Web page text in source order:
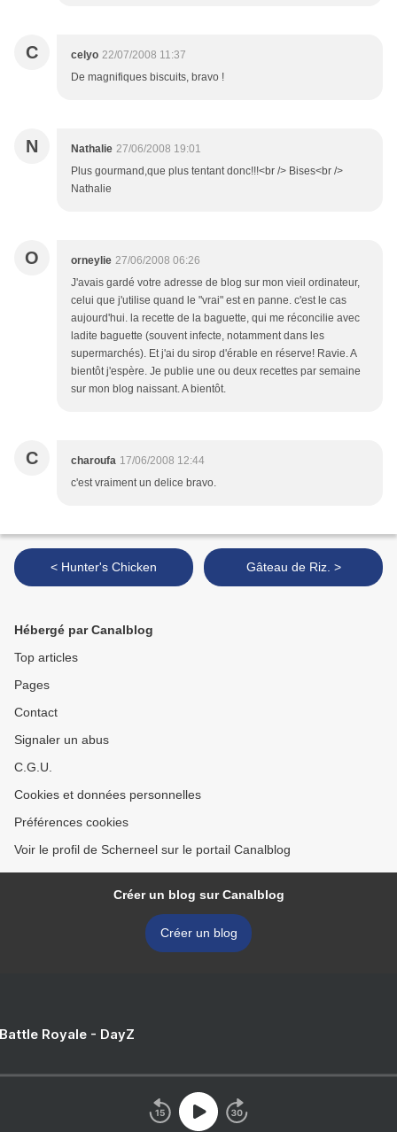
C celyo 22/07/2008 11:37
De magnifiques biscuits, bravo !
N Nathalie 27/06/2008 19:01
Plus gourmand,que plus tentant donc!!!<br /> Bises<br />
Nathalie
O orneylie 27/06/2008 06:26
J'avais gardé votre adresse de blog sur mon vieil ordinateur,
celui que j'utilise quand le "vrai" est en panne. c'est le cas
aujourd'hui. la recette de la baguette, qui me réconcilie avec
ladite baguette (souvent infecte, notamment dans les
supermarchés). Et j'ai du sirop d'érable en réserve! Ravie. A
bientôt j'espère. Je publie une ou deux recettes par semaine
sur mon blog naissant. A bientôt.
C charoufa 17/06/2008 12:44
c'est vraiment un delice bravo.
< Hunter's Chicken Gâteau de Riz. >
Hébergé par Canalblog
Top articles
Pages
Contact
Signaler un abus
C.G.U.
Cookies et données personnelles
Préférences cookies
Voir le profil de Scherneel sur le portail Canalblog
Créer un blog sur Canalblog
Créer un blog
Royale - DayZ